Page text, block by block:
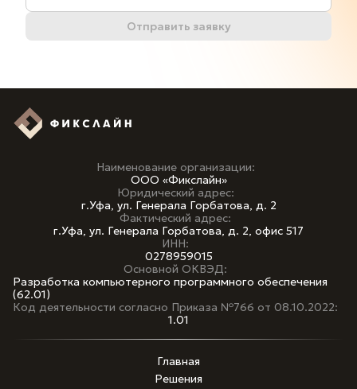
Отправить заявку
Наименование организации:
ООО «Фикслайн»
Юридический адрес:
г.Уфа, ул. Генерала Горбатова, д. 2
Фактический адрес:
г.Уфа, ул. Генерала Горбатова, д. 2, офис 517
ИНН:
0278959015
Основной ОКВЭД:
Разработка компьютерного программного обеспечения
(62.01)
Код деятельности согласно Приказа №766 от 08.10.2022:
1.01
Главная
Решения